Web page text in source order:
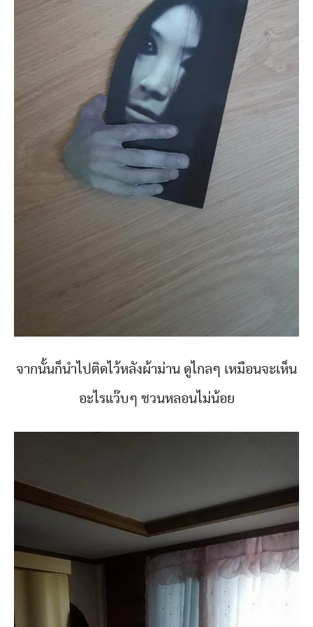
จากนั้นก็นำไปติดไว้หลังผ้าม่าน ดูไกลๆ เหมือนจะเห็น
อะไรแว๊บๆ ชวนหลอนไม่น้อย